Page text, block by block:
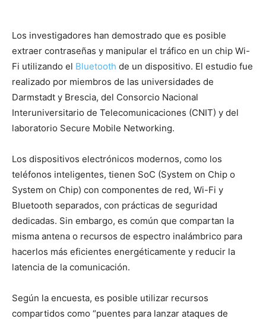
Los investigadores han demostrado que es posible
extraer contraseñas y manipular el tráfico en un chip Wi-
Fi utilizando el Bluetooth de un dispositivo. El estudio fue
realizado por miembros de las universidades de
Darmstadt y Brescia, del Consorcio Nacional
Interuniversitario de Telecomunicaciones (CNIT) y del
laboratorio Secure Mobile Networking.
Los dispositivos electrónicos modernos, como los
teléfonos inteligentes, tienen SoC (System on Chip o
System on Chip) con componentes de red, Wi-Fi y
Bluetooth separados, con prácticas de seguridad
dedicadas. Sin embargo, es común que compartan la
misma antena o recursos de espectro inalámbrico para
hacerlos más eficientes energéticamente y reducir la
latencia de la comunicación.
Según la encuesta, es posible utilizar recursos
compartidos como “puentes para lanzar ataques de